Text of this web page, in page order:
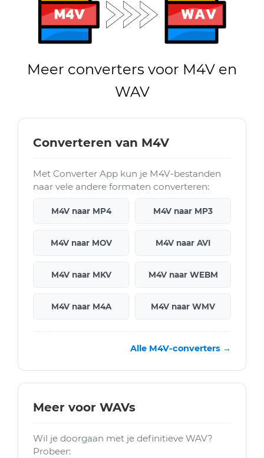
Meer converters voor M4V en
WAV
Converteren van M4V
Met Converter App kun je M4V-bestanden
naar vele andere formaten converteren:
M4V naar MP4 M4V naar MP3
M4V naar MOV M4V naar AVI
M4V naar MKV M4V naar WEBM
M4V naar M4A M4V naar WMV
Alle M4V-converters →
Meer voor WAVs
Wil je doorgaan met je definitieve WAV?
Probeer: